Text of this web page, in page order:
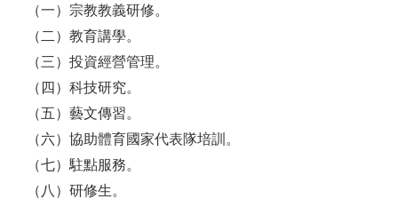
（一）宗教教義研修。
（二）教育講學。
（三）投資經營管理。
（四）科技研究。
（五）藝文傳習。
（六）協助體育國家代表隊培訓。
（七）駐點服務。
（八）研修生。